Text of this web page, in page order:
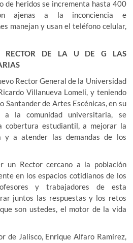
de heridos se incrementa hasta 400
ajenas a la inconciencia e
manejan y usan el teléfono celular,
RECTOR DE LA U DE G LAS
Rector General de la Universidad
Villanueva Lomelí, y teniendo
Santander de Artes Escénicas, en su
a la comunidad universitaria, se
cobertura estudiantil, a mejorar la
y a atender las demandas de los
un Rector cercano a la población
en los espacios cotidianos de los
y trabajadores de esta
juntos las respuestas y los retos
son ustedes, el motor de la vida
de Jalisco, Enrique Alfaro Ramírez,